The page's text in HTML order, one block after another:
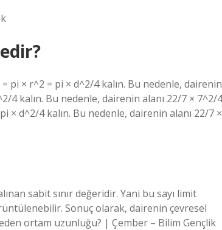
pi × r^2 = pi × d^2/4 kalın. Bu nedenle, dairenin
4 kalın. Bu nedenle, dairenin alanı 22/7 × 7^2/4
× d^2/4 kalın. Bu nedenle, dairenin alanı 22/7 ×
sabit sınır değeridir. Yani bu sayı limit
Sonuç olarak, dairenin çevresel
ortam uzunluğu? | Çember – Bilim Gençlik